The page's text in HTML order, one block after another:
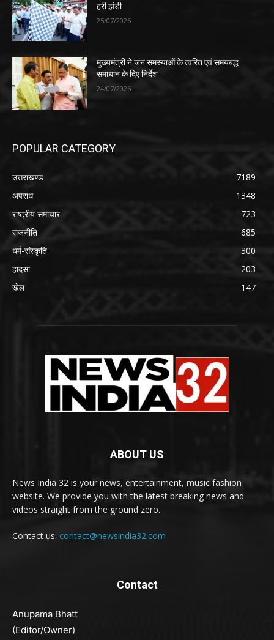
हरी झंडी
25/07/2026
मुख्यमंत्री ने जन समस्याओं के त्वरित एवं समयबद्ध
समाधान के दिए निर्देश
24/07/2026
POPULAR CATEGORY
उत्तराखण्ड
7189
अपराध
1348
राष्ट्रीय समाचार
723
राजनीति
685
धर्म-संस्कृति
300
हादसा
203
खेल
147
ABOUT US
News India 32 is your news, entertainment, music fashion
website. We provide you with the latest breaking news and
videos straight from the ground zero.
Contact us: contact@newsindia32.com
Contact
Anupama Bhatt
(Editor/Owner)